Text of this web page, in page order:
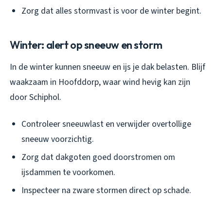
Zorg dat alles stormvast is voor de winter begint.
Winter: alert op sneeuw en storm
In de winter kunnen sneeuw en ijs je dak belasten. Blijf
waakzaam in Hoofddorp, waar wind hevig kan zijn
door Schiphol.
Controleer sneeuwlast en verwijder overtollige
sneeuw voorzichtig.
Zorg dat dakgoten goed doorstromen om
ijsdammen te voorkomen.
Inspecteer na zware stormen direct op schade.